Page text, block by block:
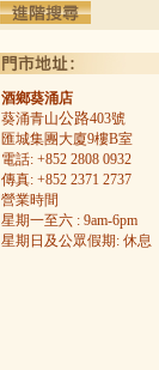
酒鄉葵涌店
葵涌青山公路403號
匯城集團大廈9樓B室
電話: +852 2808 0932
傳真: +852 2371 2737
營業時間
星期一至六 : 9am-6pm
星期日及公眾假期: 休息